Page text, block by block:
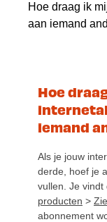
Hoe draag ik
aan iemand
Hoe
iemand
Als je jouw
derde, hoef je
vullen. Je vindt
producten >
abonnement